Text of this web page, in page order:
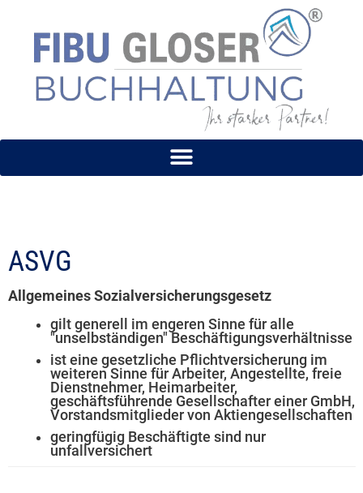
springen
ASVG
Allgemeines Sozialversicherungsgesetz
gilt generell im engeren Sinne für alle
"unselbständigen" Beschäftigungsverhältnisse
ist eine gesetzliche Pflichtversicherung im
weiteren Sinne für Arbeiter, Angestellte, freie
Dienstnehmer, Heimarbeiter,
geschäftsführende Gesellschafter einer GmbH,
Vorstandsmitglieder von Aktiengesellschaften
geringfügig Beschäftigte sind nur
unfallversichert